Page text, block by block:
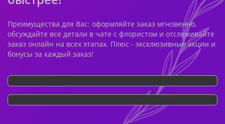
Преимущества для Вас: оформляйте заказ мгновенно,
обсуждайте все детали в чате с флористом и отслеживайте
заказ онлайн на всех этапах. Плюс - эксклюзивные акции и
бонусы за каждый заказ!